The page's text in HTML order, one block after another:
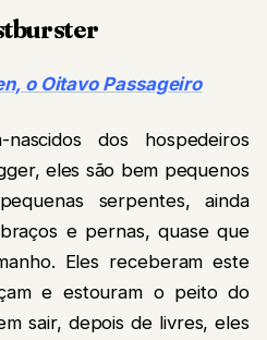
o Oitavo Passageiro
dos hospedeiros
eles são bem pequenos
serpentes, ainda
e pernas, quase que
Eles receberam este
e estouram o peito do
sair, depois de livres, eles